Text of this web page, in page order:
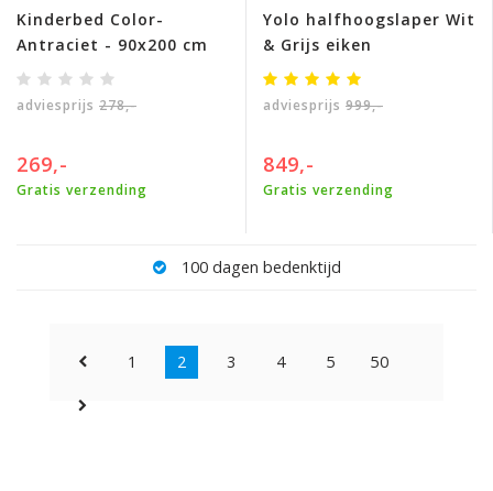
Kinderbed Color-
Antraciet - 90x200 cm
adviesprijs 278,-
269,-
Gratis verzending
Yolo halfhoogslaper Wit
& Grijs eiken
adviesprijs 999,-
849,-
Gratis verzending
100 dagen bedenktijd
1 2 3 4 5 50